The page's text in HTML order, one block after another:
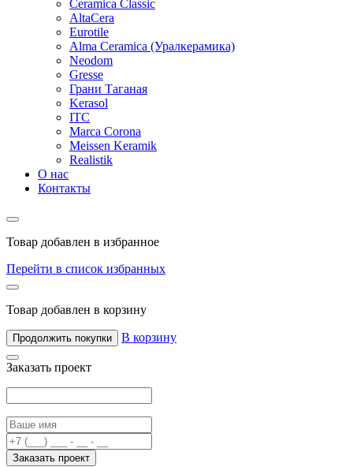
Ceramica Classic
AltaCera
Eurotile
Alma Ceramica (Уралкерамика)
Neodom
Gresse
Грани Таганая
Kerasol
ITC
Marca Corona
Meissen Keramik
Realistik
О нас
Контакты
Товар добавлен в избранное
Перейти в список избранных
Товар добавлен в корзину
Продолжить покупки В корзину
Заказать проект
Заказать проект